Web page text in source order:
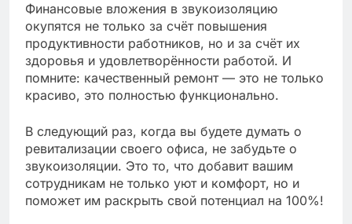
Финансовые вложения в звукоизоляцию
окупятся не только за счёт повышения
продуктивности работников, но и за счёт их
здоровья и удовлетворённости работой. И
помните: качественный ремонт — это не только
красиво, это полностью функционально.
В следующий раз, когда вы будете думать о
ревитализации своего офиса, не забудьте о
звукоизоляции. Это то, что добавит вашим
сотрудникам не только уют и комфорт, но и
поможет им раскрыть свой потенциал на 100%!